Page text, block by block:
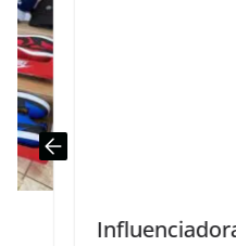
Influenciadora